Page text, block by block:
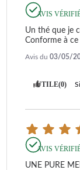
AVIS
Un thé que je
Conforme à ce
Avis du 03/05/
UTILE(0)
AVIS
UNE PURE